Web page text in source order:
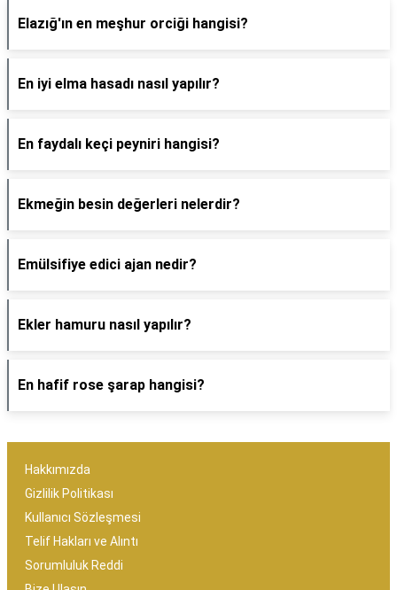
Elazığ'ın en meşhur orciği hangisi?
En iyi elma hasadı nasıl yapılır?
En faydalı keçi peyniri hangisi?
Ekmeğin besin değerleri nelerdir?
Emülsifiye edici ajan nedir?
Ekler hamuru nasıl yapılır?
En hafif rose şarap hangisi?
Hakkımızda
Gizlilik Politikası
Kullanıcı Sözleşmesi
Telif Hakları ve Alıntı
Sorumluluk Reddi